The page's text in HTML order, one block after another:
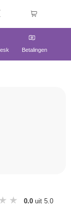
Betalingen
0.0 uit 5.0